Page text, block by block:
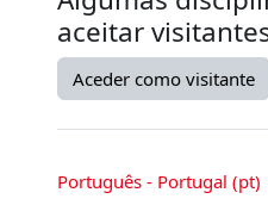
aceitar
Aceder como visitante
Português - Portugal ‎(pt)‎